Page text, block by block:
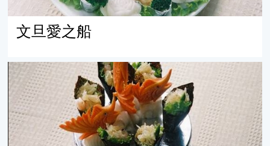
文旦愛之船
文旦蝦手捲